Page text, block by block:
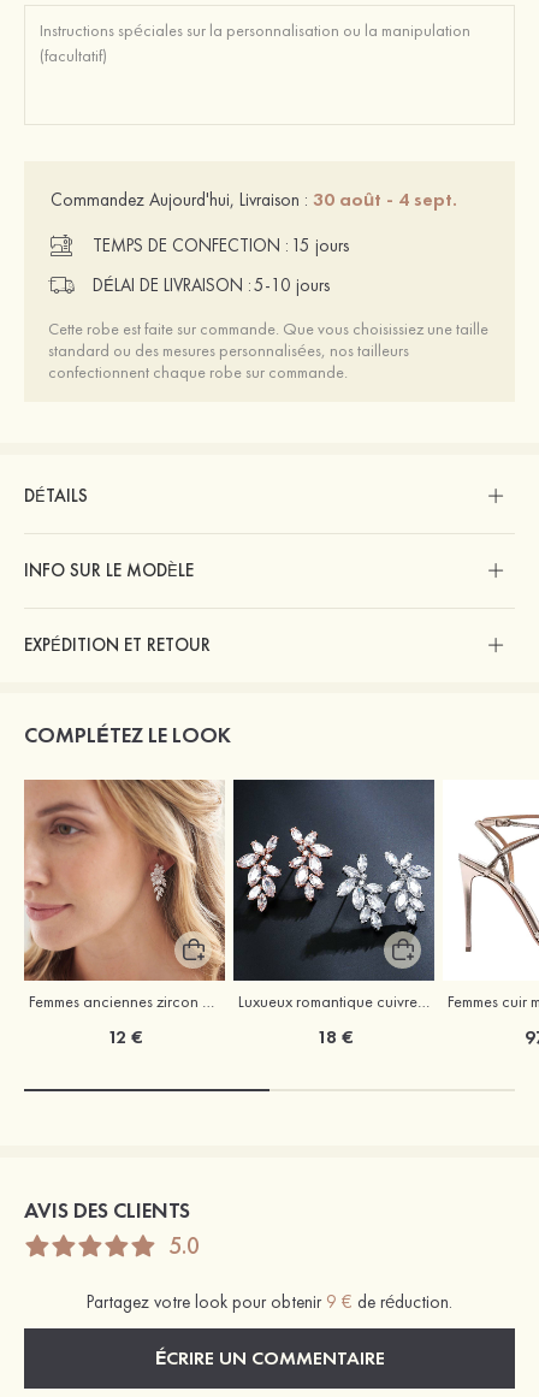
Commandez Aujourd'hui, Livraison : 30 août - 4 sept.
TEMPS DE CONFECTION : 15 jours
DÉLAI DE LIVRAISON :5-10 jours
Cette robe est faite sur commande. Que vous choisissiez une taille
standard ou des mesures personnalisées, nos tailleurs
confectionnent chaque robe sur commande.
DÉTAILS
INFO SUR LE MODÈLE
EXPÉDITION ET RETOUR
COMPLÉTEZ LE LOOK
Femmes anciennes zircon boucles d'oreilles de mariage
12 €
Luxueux romantique cuivre boucles d'oreilles avec zircone cubique
18 €
AVIS DES CLIENTS
5.0
Partagez votre look pour obtenir 9 € de réduction.
ÉCRIRE UN COMMENTAIRE